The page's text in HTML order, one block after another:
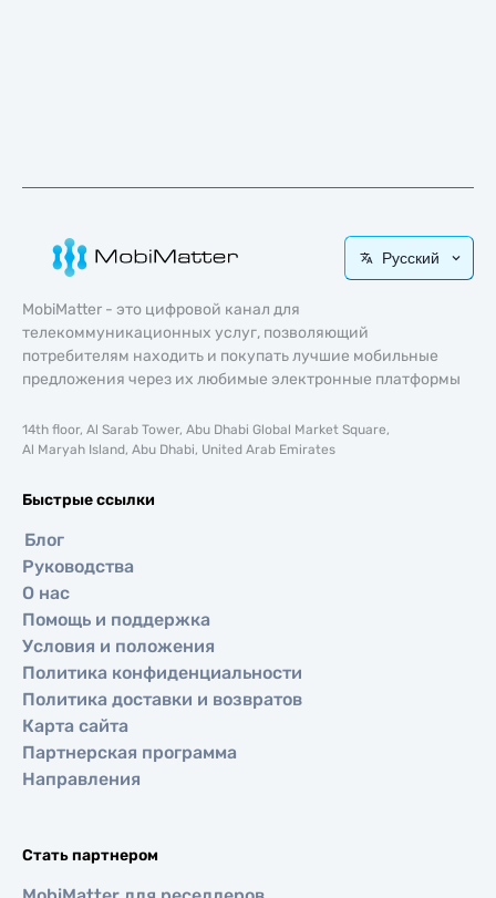
Русский
MobiMatter - это цифровой канал для
телекоммуникационных услуг, позволяющий
потребителям находить и покупать лучшие мобильные
предложения через их любимые электронные платформы
14th floor, Al Sarab Tower, Abu Dhabi Global Market Square,
Al Maryah Island, Abu Dhabi, United Arab Emirates
Быстрые ссылки
Блог
Руководства
О нас
Помощь и поддержка
Условия и положения
Политика конфиденциальности
Политика доставки и возвратов
Карта сайта
Партнерская программа
Направления
Стать партнером